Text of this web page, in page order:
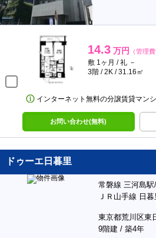
14.3 万円 （管理
敷 1ヶ月 / 礼 －
3階 / 2K / 31.16㎡
インターネット無料の分譲賃貸マン
お問い合わせ(無料)
ドゥーエ日暮里
常磐線 三河島
ＪＲ山手線 日
東京都荒川区東
9階建 / 築4年